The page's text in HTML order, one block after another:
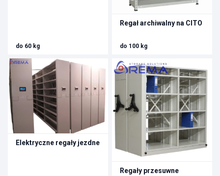
do 60 kg
Regał archiwalny na CITO
do 100 kg
Elektryczne regały jezdne
Regały przesuwne